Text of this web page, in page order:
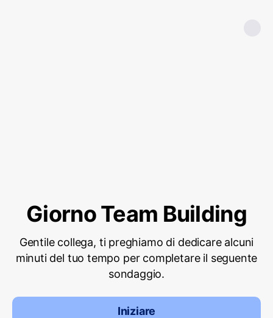
Giorno Team Building
Gentile collega, ti preghiamo di dedicare alcuni
minuti del tuo tempo per completare il seguente
sondaggio.
Iniziare